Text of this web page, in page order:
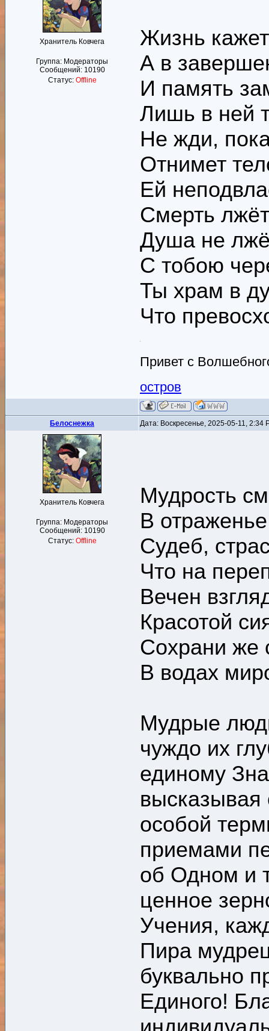
Хранитель Ковчега
Группа: Модераторы
Сообщений: 10190
Статус: Offline
Жизнь
А в
И память
Лишь в ней
Не жди,
Отнимет
Ей
Смерть
Душа не
С тобою
Ты храм в
Что
Привет с
остров
Белоснежка Дата: Воскресенье, 2025-05-11,
Хранитель Ковчега
Группа: Модераторы
Сообщений: 10190
Статус: Offline
Мудрость
В
Судеб,
Что на
Вечен
Красотой
Сохрани же
В водах
Мудрые
чуждо их
единому
особой
приемами
об Одном и
ценное
Учения,
Пира
буквально
Единого!